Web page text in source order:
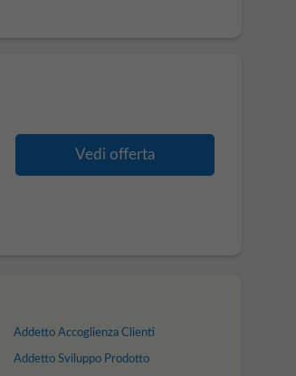
Vedi offerta
Addetto Accoglienza Clienti
Addetto Sviluppo Prodotto